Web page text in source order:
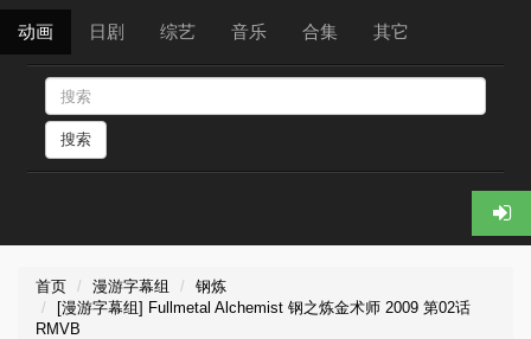
动画 日剧 综艺 音乐 合集 其它
搜索
首页 漫游字幕组
钢炼
[漫游字幕组] Fullmetal Alchemist 钢之炼金术师 2009 第02话
RMVB